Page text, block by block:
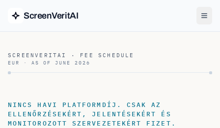
ScreenVeritAI
SCREENVERITAI · FEE SCHEDULE
EUR · AS OF JUNE 2026
NINCS HAVI PLATFORMDÍJ. CSAK AZ
ELLENŐRZÉSEKÉRT, JELENTÉSEKÉRT ÉS
MONITOROZOTT SZERVEZETEKÉRT FIZET.